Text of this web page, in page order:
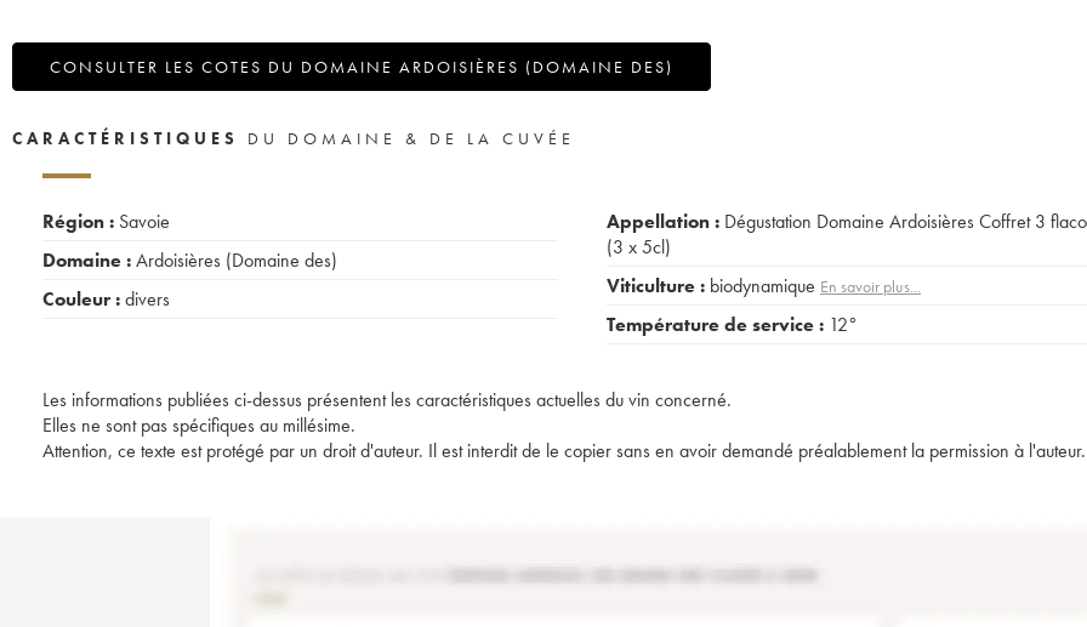
CONSULTER LES COTES DU DOMAINE ARDOISIÈRES (DOMAINE DES)
CARACTÉRISTIQUES DU DOMAINE & DE LA CUVÉE
Région : Savoie
Domaine :Ardoisières (Domaine des)
Couleur :divers
Appellation : Dégustation Domaine Ardoisières Coffret 3
(3 x 5cl)
Viticulture : biodynamique En savoir plus...
Température de service : 12°
Les informations publiées ci-dessus présentent les caractéristiques actuelles du vin concerné.
Elles ne sont pas spécifiques au millésime.
Attention, ce texte est protégé par un droit d'auteur. Il est interdit de le copier sans en avoir demandé préalablement la permission à l'auteur.